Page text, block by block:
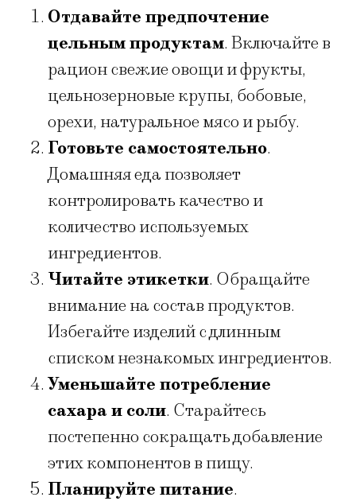
Отдавайте предпочтение
цельным продуктам. Включайте в
рацион свежие овощи и фрукты,
цельнозерновые крупы, бобовые,
орехи, натуральное мясо и рыбу.
Готовьте самостоятельно.
Домашняя еда позволяет
контролировать качество и
количество используемых
ингредиентов.
Читайте этикетки. Обращайте
внимание на состав продуктов.
Избегайте изделий с длинным
списком незнакомых ингредиентов.
Уменьшайте потребление
сахара и соли. Старайтесь
постепенно сокращать добавление
этих компонентов в пищу.
Планируйте питание.